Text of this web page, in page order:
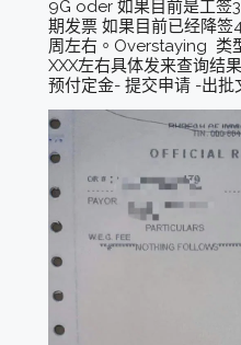
9G oder 如果目前是工签
期发票 如果目前已经降
周左右。Overstaying 类
XXX左右具体发来查询结
预付定金- 提交申请 -出